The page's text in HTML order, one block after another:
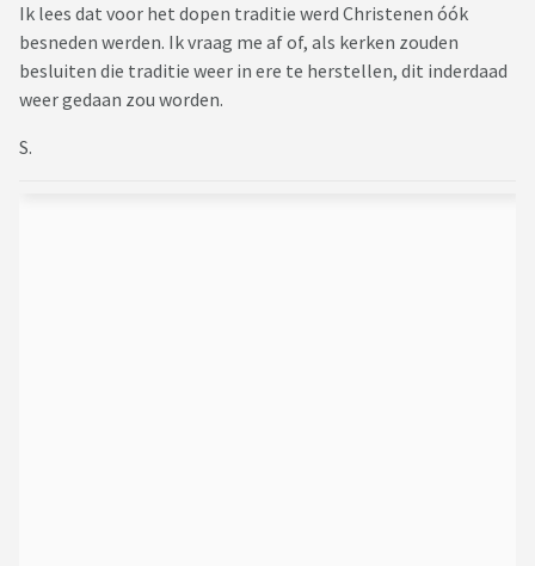
Ik lees dat voor het dopen traditie werd Christenen óók
besneden werden. Ik vraag me af of, als kerken zouden
besluiten die traditie weer in ere te herstellen, dit inderdaad
weer gedaan zou worden.
S.